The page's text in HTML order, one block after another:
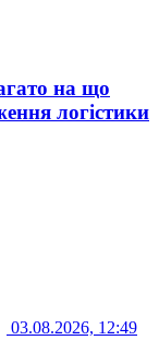
на що
логістики
03.08.2026, 12:49